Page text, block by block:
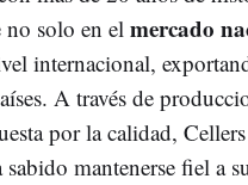
no solo en el mercado
internacional,
A través de
por la calidad,
mantenerse fiel a